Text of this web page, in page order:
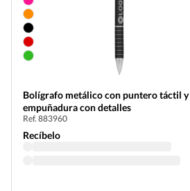
Bolígrafo metálico con puntero táctil y
empuñadura con detalles
Ref. 883960
Recíbelo